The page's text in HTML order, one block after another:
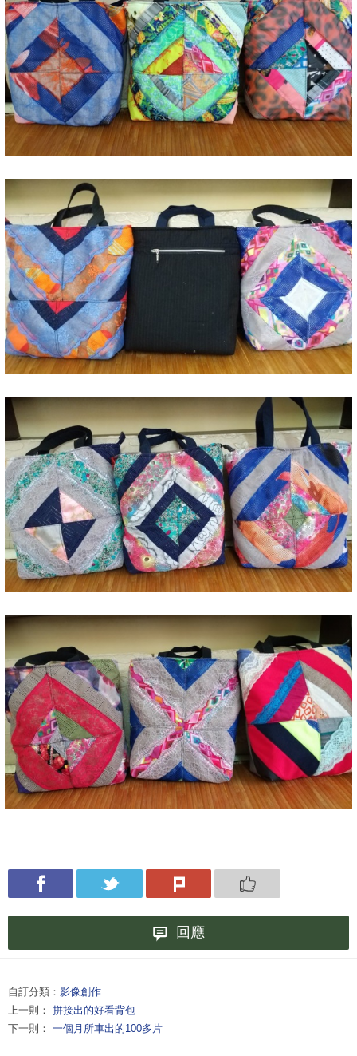
回應
自訂分類： 影像創作
上一則： 拼接出的好看背包
下一則： 一個月所車出的100多片